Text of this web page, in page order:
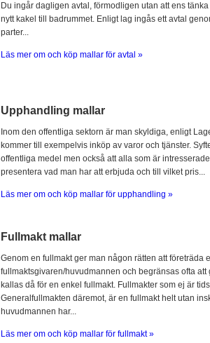
Du ingår dagligen avtal, förmodligen utan att ens
nytt kakel till badrummet. Enligt lag ingås ett avtal
parter...
Läs mer om och köp mallar för avtal »
Upphandling mallar
Inom den offentliga sektorn är man skyldiga, enligt
kommer till exempelvis inköp av varor och tjänster.
offentliga medel men också att alla som är
presentera vad man har att erbjuda och till vilket pris...
Läs mer om och köp mallar för upphandling »
Fullmakt mallar
Genom en fullmakt ger man någon rätten att
fullmaktsgivaren/huvudmannen och begränsas ofta
kallas då för en enkel fullmakt. Fullmakter som ej är
Generalfullmakten däremot, är en fullmakt helt utan
huvudmannen har...
Läs mer om och köp mallar för fullmakt »